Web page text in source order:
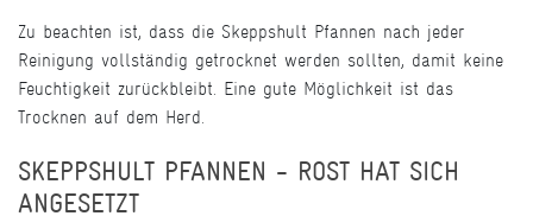
Zu beachten ist, dass die Skeppshult Pfannen nach jeder
Reinigung vollständig getrocknet werden sollten, damit keine
Feuchtigkeit zurückbleibt. Eine gute Möglichkeit ist das
Trocknen auf dem Herd.
SKEPPSHULT PFANNEN - ROST HAT SICH
ANGESETZT